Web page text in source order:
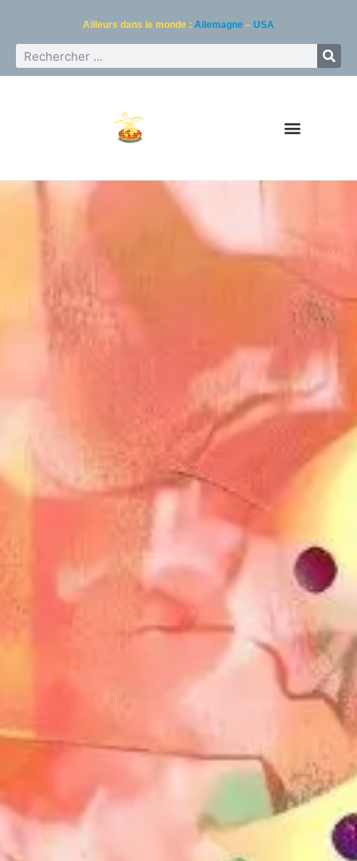
Ailleurs dans le monde : Allemagne – USA